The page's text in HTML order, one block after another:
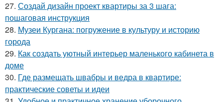
27. Создай дизайн проект квартиры за 3 шага:
пошаговая инструкция
28. Музеи Кургана: погружение в культуру и историю
города
29. Как создать уютный интерьер маленького кабинета в
доме
30. Где размещать швабры и ведра в квартире:
практические советы и идеи